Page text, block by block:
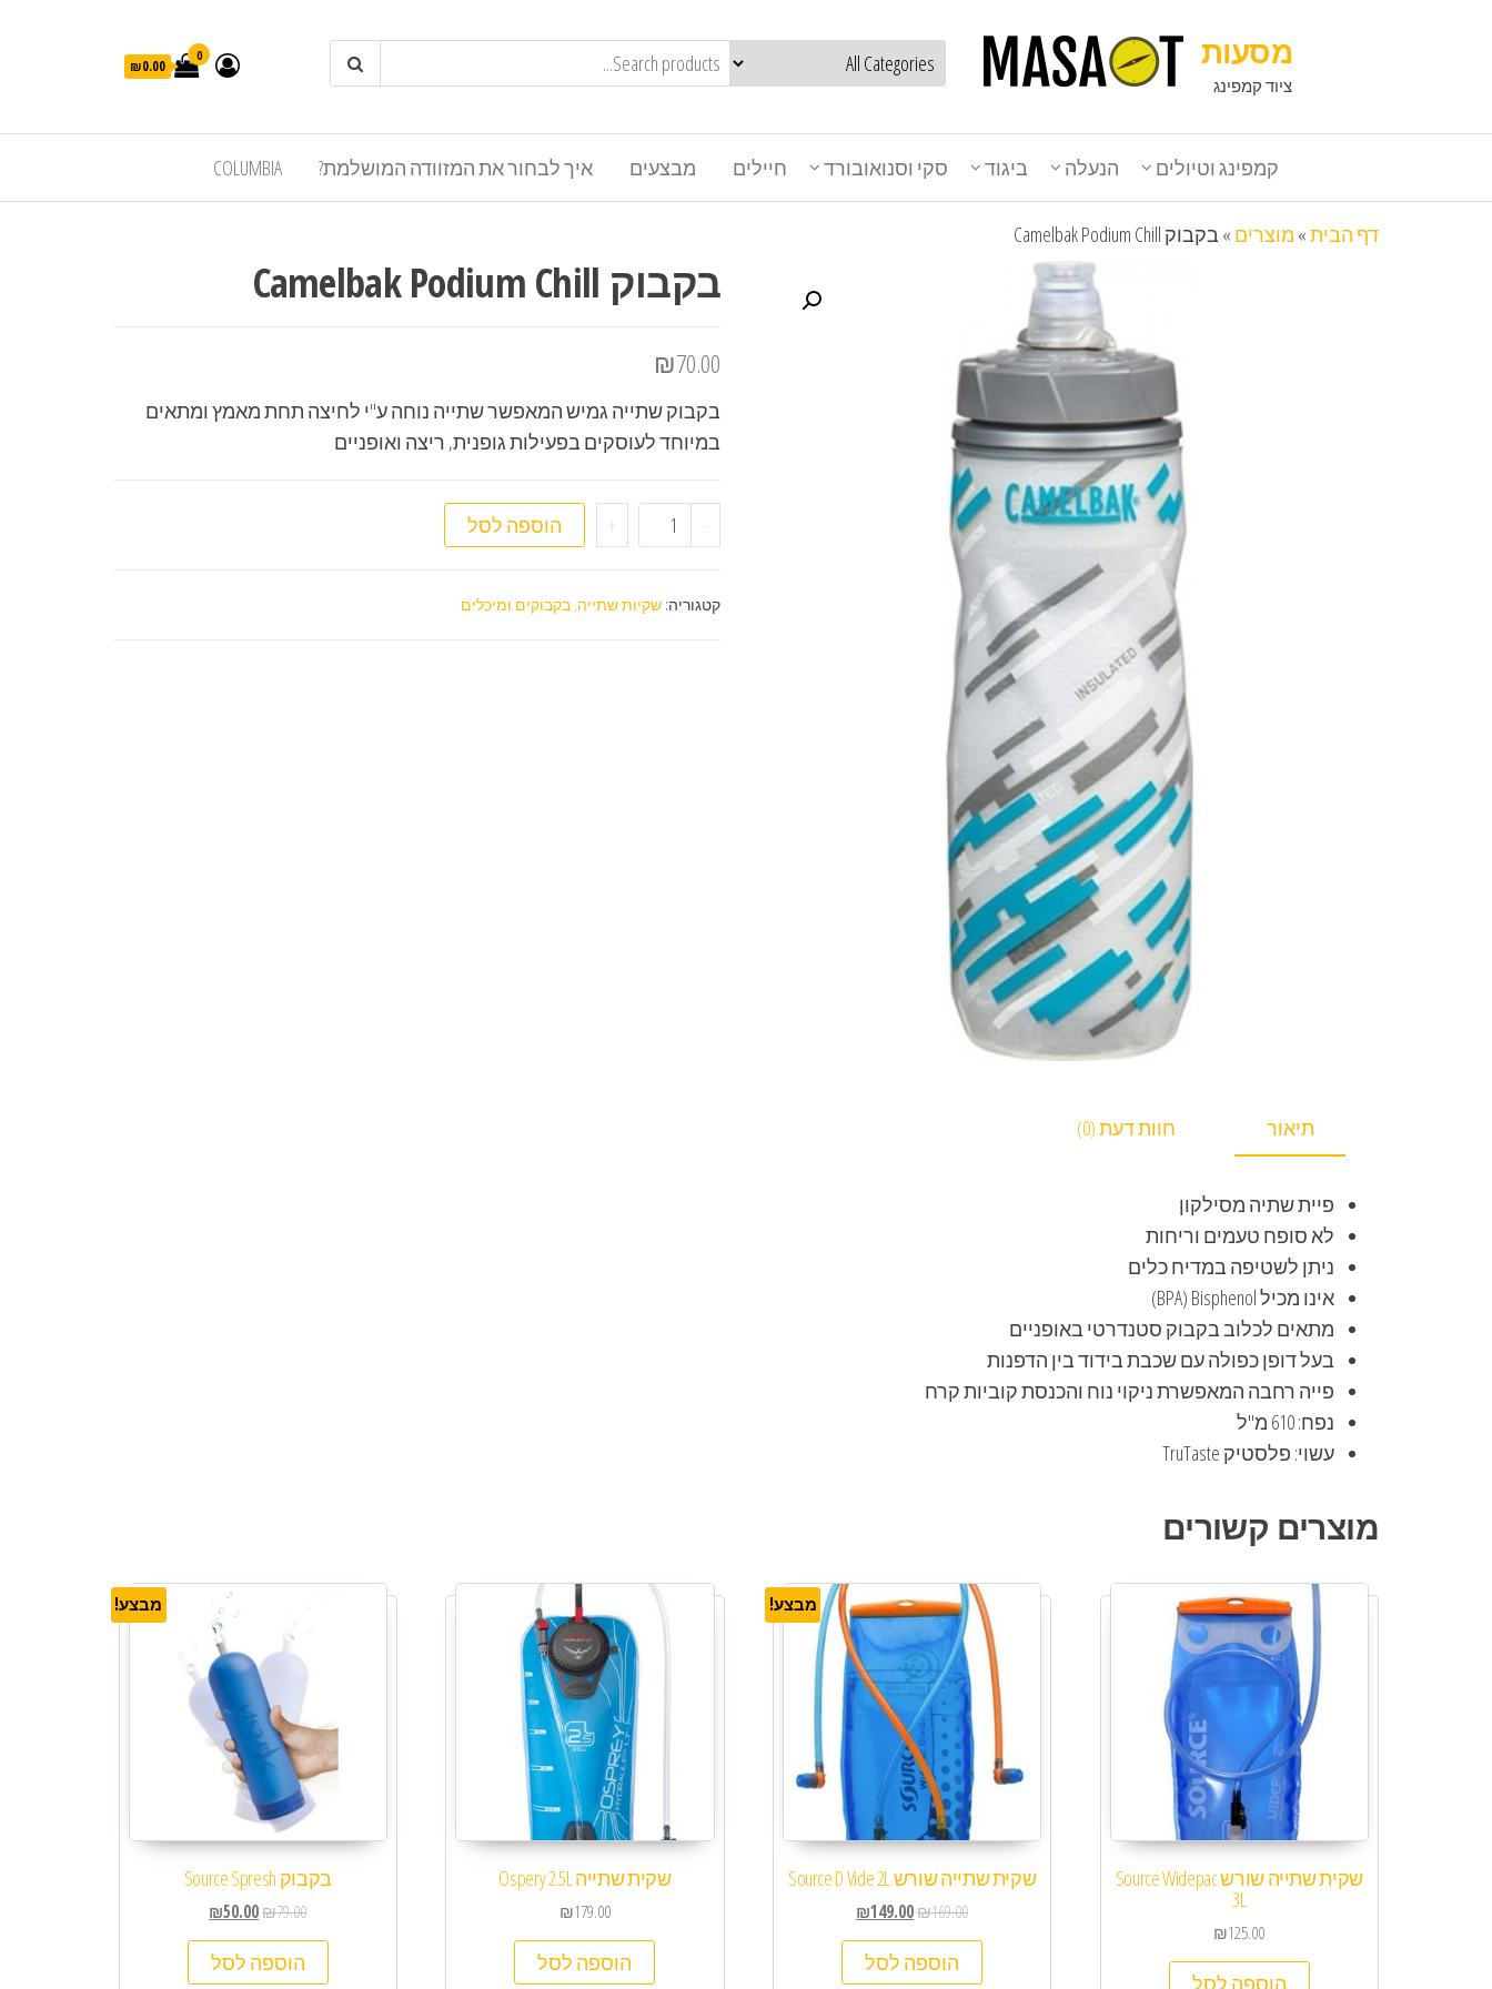
מסעות
ציוד קמפינג
0
₪0.00
קמפינג וטיולים הנעלה ביגוד סקי וסנואובורד חיילים מבצעים איך לבחור את המזוודה המושלמת? COLUMBIA
דף הבית» מוצרים »בקבוק Camelbak Podium Chill
בקבוק Camelbak Podium Chill
₪70.00
בקבוק שתייה גמיש המאפשר שתייה נוחה ע"י לחיצה תחת מאמץ ומתאים
במיוחד לעוסקים בפעילות גופנית, ריצה ואופניים
- כמות של בקבוק Camelbak Podium Chill
+ הוספה לסל
קטגוריה: שקיות שתייה, בקבוקים ומיכלים
תיאור חוות דעת (0)
פיית שתיה מסילקון
לא סופח טעמים וריחות
ניתן לשטיפה במדיח כלים
אינו מכיל BPA) Bisphenol)
מתאים לכלוב בקבוק סטנדרטי באופניים
בעל דופן כפולה עם שכבת בידוד בין הדפנות
פייה רחבה המאפשרת ניקוי נוח והכנסת קוביות קרח
נפח: 610 מ"ל
עשוי: פלסטיק TruTaste
מוצרים קשורים
שקית שתייה שורש Source Widepac
3L
₪125.00
הוספה לסל
מבצע!
שקית שתייה שורש Source D Vide 2L
₪169.00
₪149.00
הוספה לסל
שקית שתייה Ospery 2.5L
₪179.00
הוספה לסל
מבצע!
בקבוק Source Spresh
₪79.00
₪50.00
הוספה לסל